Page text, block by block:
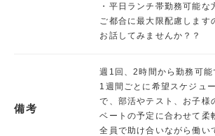
・平日ランチ帯勤務可能な
ご都合に最大限配慮します
お話してみませんか？？
備考
週1回、2時間から勤務可能
1週間ごとに希望スケジュ
で、部活やテスト、お子様
ベートの予定に合わせて柔
全員で助け合いながら働い